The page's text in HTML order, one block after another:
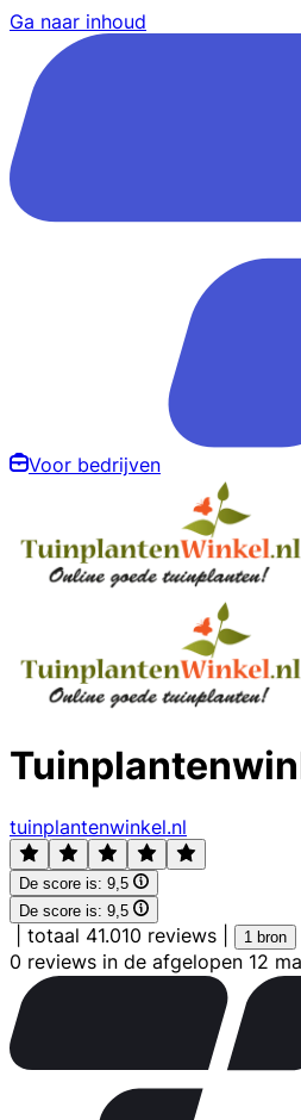
Ga naar inhoud
Voor bedrijven
tuinplantenwinkel.nl
De score is: 9,5
De score is: 9,5
totaal 41.010 reviews 1 bron
0 reviews in de afgelopen 12